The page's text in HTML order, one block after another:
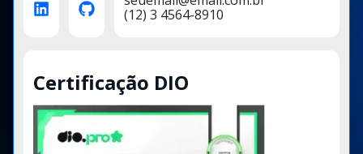
(12) 3 4564-8910
Certificação DIO